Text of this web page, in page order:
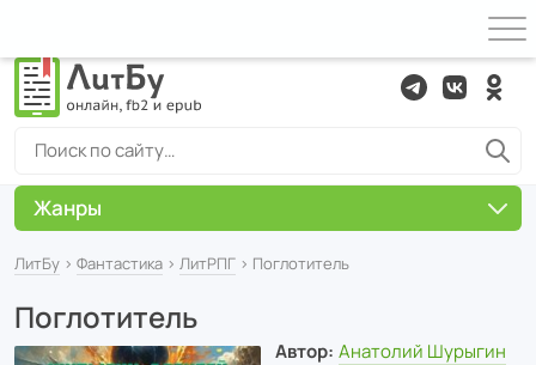
ЛитБу › Фантастика › ЛитРПГ › Поглотитель
Поглотитель
Автор: Анатолий Шурыгин
Жанры